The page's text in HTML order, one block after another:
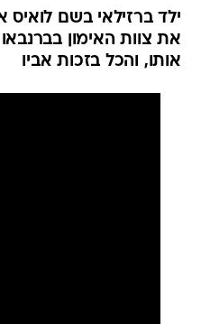
ילד ברזילאי בשם
את צוות האימון
אותו, והכל בזכות אביו